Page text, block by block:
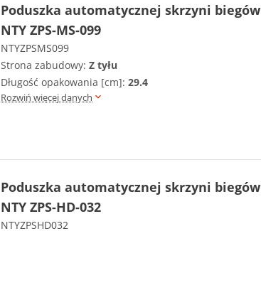
Poduszka automatycznej skrzyni biegów
NTY ZPS-MS-099
NTYZPSMS099
Strona zabudowy: Z tyłu
Długość opakowania [cm]: 29.4
Rozwiń więcej danych
Poduszka automatycznej skrzyni biegów
NTY ZPS-HD-032
NTYZPSHD032